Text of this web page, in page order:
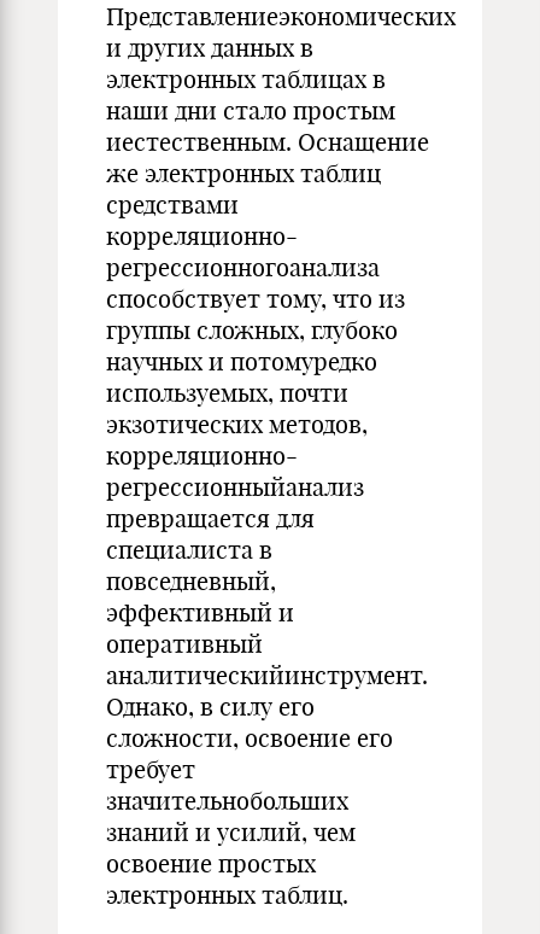
Представлениеэкономических
и других данных в
электронных таблицах в
наши дни стало простым
иестественным. Оснащение
же электронных таблиц
средствами
корреляционно-
регрессионногоанализа
способствует тому, что из
группы сложных, глубоко
научных и потомуредко
используемых, почти
экзотических методов,
корреляционно-
регрессионныйанализ
превращается для
специалиста в
повседневный,
эффективный и
оперативный
аналитическийинструмент.
Однако, в силу его
сложности, освоение его
требует
значительнобольших
знаний и усилий, чем
освоение простых
электронных таблиц.